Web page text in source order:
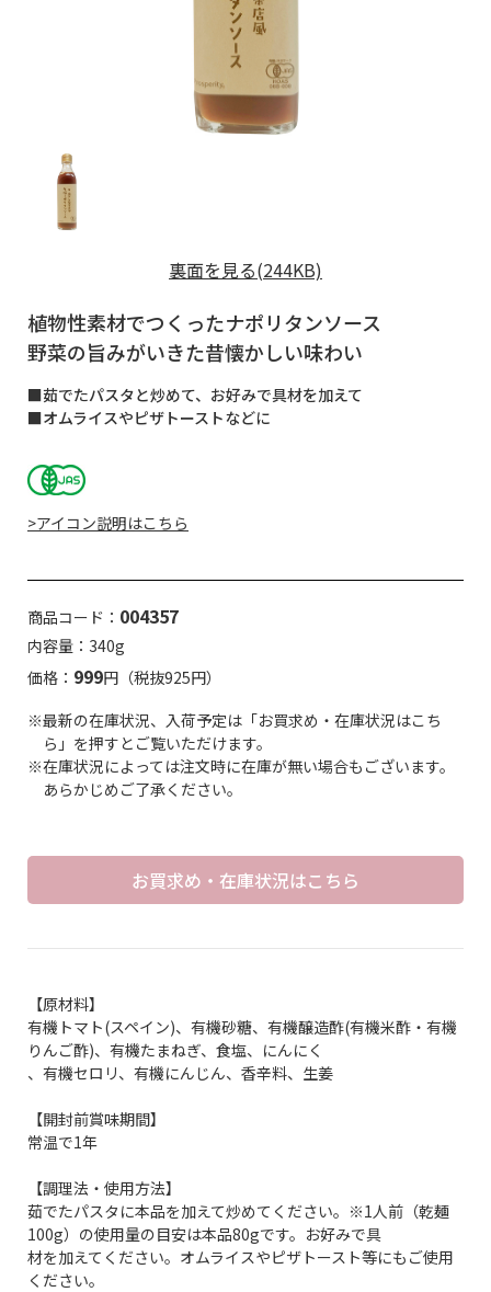
裏面を見る(244KB)
植物性素材でつくったナポリタンソース
野菜の旨みがいきた昔懐かしい味わい
■茹でたパスタと炒めて、お好みで具材を加えて
■オムライスやピザトーストなどに
>アイコン説明はこちら
商品コード： 004357
内容量：340g
価格： 999円（税抜925円）
※最新の在庫状況、入荷予定は「お買求め・在庫状況はこち
ら」を押すとご覧いただけます。
※在庫状況によっては注文時に在庫が無い場合もございます。
あらかじめご了承ください。
お買求め・在庫状況はこちら
【原材料】
有機トマト(スペイン)、有機砂糖、有機醸造酢(有機米酢・有機
りんご酢)、有機たまねぎ、食塩、にんにく
、有機セロリ、有機にんじん、香辛料、生姜
【開封前賞味期間】
常温で1年
【調理法・使用方法】
茹でたパスタに本品を加えて炒めてください。※1人前（乾麺
100g）の使用量の目安は本品80gです。お好みで具
材を加えてください。オムライスやピザトースト等にもご使用
ください。